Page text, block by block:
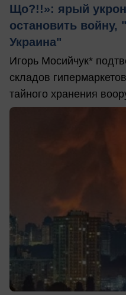
Що?!!»: ярый
остановить войну,
Украина"
Игорь Мосийчук*
складов
тайного хранения